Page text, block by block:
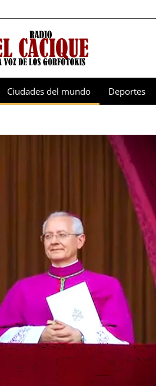
Ciudades del mundo Deportes